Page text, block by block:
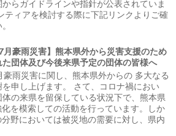
らガイドラインや指針が公表されていま
ティアを検討する際に下記リンクよりご確
7月豪雨災害】熊本県外から災害支援のため
た団体及び今後来県予定の団体の皆様へ
豪雨災害に関し、熊本県外からの 多大なる
申し上げます。 さて、コロナ禍におい
体の来県を留保している状況下で、熊本県
を模索しての活動を行っています。しか
野においては被災地の需要に対し、県内